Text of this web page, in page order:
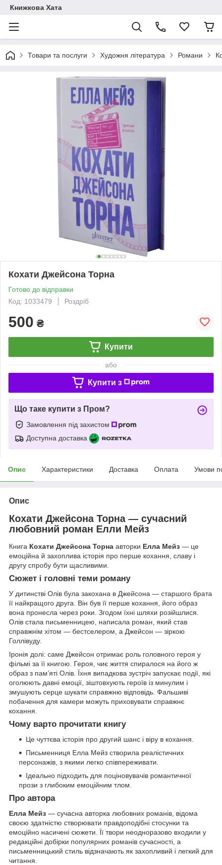
Книжкова Хата
Товари та послуги Художня література Романи
Кохати Джейсона Торна
Готово до відправки
Код: 1033479
Роздріб
500 ₴
Купити
або
Купити з
Що таке купити з Пром?
Замовлення під захистом
Доступна доставка
Опис Характеристики Доставка Оплата Умови
Опис
Кохати Джейсона Торна — сучасний
любовний роман Елли Мейз
Книга Кохати Джейсона Торна авторки Елла Мейз — це
емоційна й захоплива історія про перше кохання, славу і
другу спробу бути щасливими.
Сюжет і головні теми роману
У дитинстві Олів була закохана в Джейсона — старшого брата
її найкращого друга. Він був її перше кохання, його образ
вона пронесла через роки. Згодом їхні шляхи розійшлися.
Олів стала письменницею, написала роман, який став
справжнім хітом — бестселером, а Джейсон — зіркою
Голлівуду.
Іронія долі: саме Джейсон отримає роль головного героя у
фільмі за її книгою. Героя, чиє життя спиралося на його ж
образ з пам’яті Олів. Їхня випадкова зустріч запускає події, які
оголюють давні емоції, зіштовхують героїв із минулим і
змушують серце шукати справжню відповідь. Фальшиві
побачення для камери можуть приховувати справжнє
кохання.
Чому варто прочитати книгу
Це чуттєва історія про другий шанс і віру в кохання.
Письменниця Елла Мейз створила реалістичних
персонажів, з якими легко співпереживати.
Ідеально підходить для поціновувачів романтичної
прози з глибоким емоційним тлом.
Про автора
Елла Мейз — сучасна авторка любовних романів, відома
своєю здатністю створювати правдоподібні стосунки та
емоційно насичені сюжети. Її твори неодноразово входили у
редакційні добірки популярних романів сучасності, а
письменницький стиль відзначають як захопливий і легкий для
читання.